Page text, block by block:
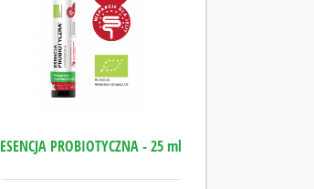
ESENCJA PROBIOTYCZNA - 25 ml